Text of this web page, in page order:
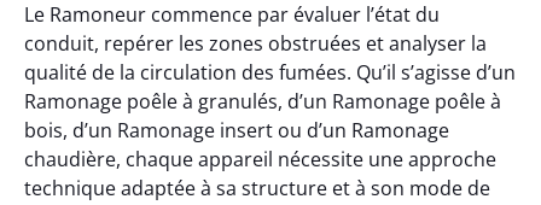
Le Ramoneur commence par évaluer l’état du
conduit, repérer les zones obstruées et analyser la
qualité de la circulation des fumées. Qu’il s’agisse d’un
Ramonage poêle à granulés, d’un Ramonage poêle à
bois, d’un Ramonage insert ou d’un Ramonage
chaudière, chaque appareil nécessite une approche
technique adaptée à sa structure et à son mode de